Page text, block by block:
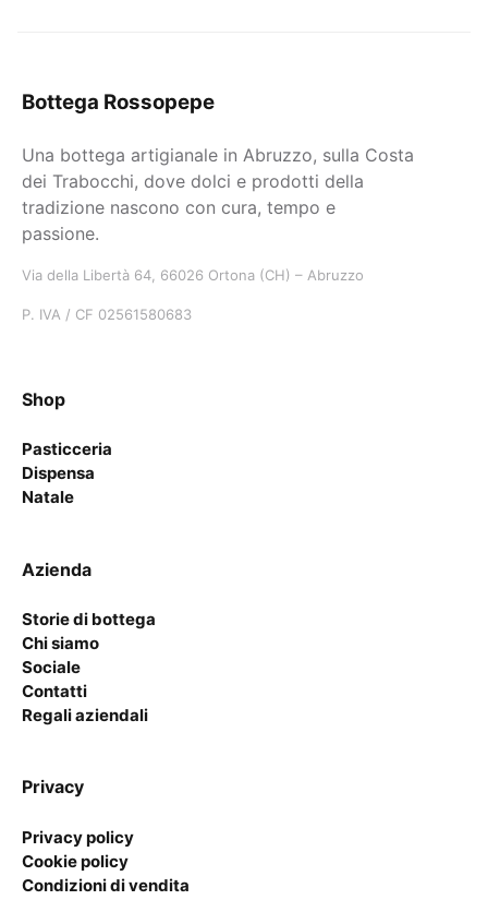
Bottega Rossopepe
Una bottega artigianale in Abruzzo, sulla Costa
dei Trabocchi, dove dolci e prodotti della
tradizione nascono con cura, tempo e
passione.
Via della Libertà 64, 66026 Ortona (CH) – Abruzzo
P. IVA / CF 02561580683
Shop
Pasticceria
Dispensa
Natale
Azienda
Storie di bottega
Chi siamo
Sociale
Contatti
Regali aziendali
Privacy
Privacy policy
Cookie policy
Condizioni di vendita